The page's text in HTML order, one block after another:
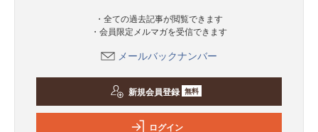
・全ての過去記事が閲覧できます
・会員限定メルマガを受信できます
メールバックナンバー
新規会員登録 無料
ログイン